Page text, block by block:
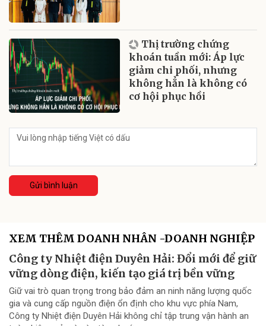
Thị trường chứng
khoán tuần mới: Áp lực
giảm chi phối, nhưng
không hẳn là không có
cơ hội phục hồi
Gửi bình luận
XEM THÊM DOANH NHÂN -DOANH NGHIỆP
Công ty Nhiệt điện Duyên Hải: Đổi mới để giữ
vững dòng điện, kiến tạo giá trị bền vững
Giữ vai trò quan trọng trong bảo đảm an ninh năng lượng quốc
gia và cung cấp nguồn điện ổn định cho khu vực phía Nam,
Công ty Nhiệt điện Duyên Hải không chỉ tập trung vận hành an